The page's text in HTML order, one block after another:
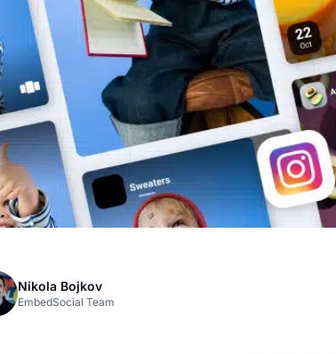
Nikola Bojkov
EmbedSocial Team